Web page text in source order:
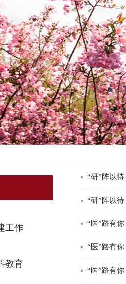
工作
教育
“研”阵以
“研”阵以
“医”路有
“医”路有
“医”路有